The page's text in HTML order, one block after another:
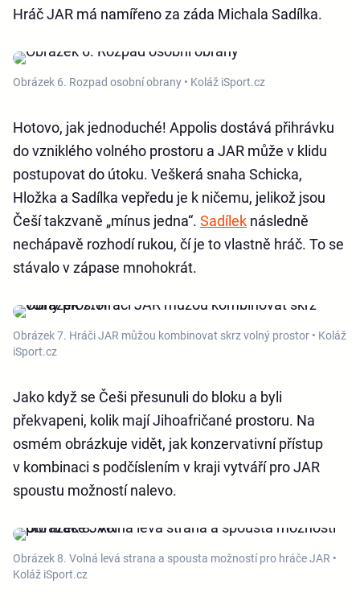
Hráč JAR má namířeno za záda Michala Sadílka.
Obrázek 6. Rozpad osobní obrany • Koláž iSport.cz
Hotovo, jak jednoduché! Appolis dostává přihrávku
do vzniklého volného prostoru a JAR může v klidu
postupovat do útoku. Veškerá snaha Schicka,
Hložka a Sadílka vepředu je k ničemu, jelikož jsou
Češí takzvaně „mínus jedna“. Sadílek následně
nechápavě rozhodí rukou, čí je to vlastně hráč. To se
stávalo v zápase mnohokrát.
Obrázek 7. Hráči JAR můžou kombinovat skrz volný prostor • Koláž
iSport.cz
Jako když se Češi přesunuli do bloku a byli
překvapeni, kolik mají Jihoafričané prostoru. Na
osmém obrázkuje vidět, jak konzervativní přístup
v kombinaci s podčíslením v kraji vytváří pro JAR
spoustu možností nalevo.
Obrázek 8. Volná levá strana a spousta možností pro hráče JAR •
Koláž iSport.cz